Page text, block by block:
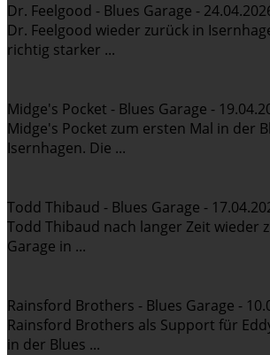
Dr. Feelgood - Blues Garage -
Dr. Feelgood wieder zurück in
richtig starker ...
Midge's Pocket - Blues Garage -
Midge's Pocket zum ersten Mal in der
Isernhagen. Die ...
Todd Thibaud - Blues Garage -
Todd Thibaud nach langer Zeit wieder
Garage in ...
Rainsford Brothers - Blues Garage -
Rainsford Brothers als Support für
in der Blues ...